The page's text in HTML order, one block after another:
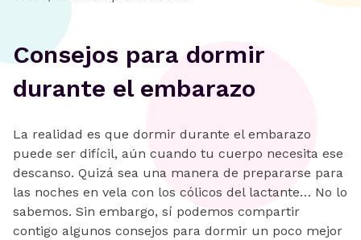
Consejos para dormir
durante el embarazo
La realidad es que dormir durante el embarazo
puede ser difícil, aún cuando tu cuerpo necesita ese
descanso. Quizá sea una manera de prepararse para
las noches en vela con los cólicos del lactante… No lo
sabemos. Sin embargo, sí podemos compartir
contigo algunos consejos para dormir un poco mejor